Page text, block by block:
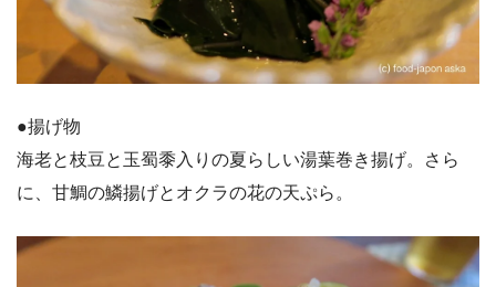
●揚げ物
海老と枝豆と玉蜀黍入りの夏らしい湯葉巻き揚げ。さら
に、甘鯛の鱗揚げとオクラの花の天ぷら。